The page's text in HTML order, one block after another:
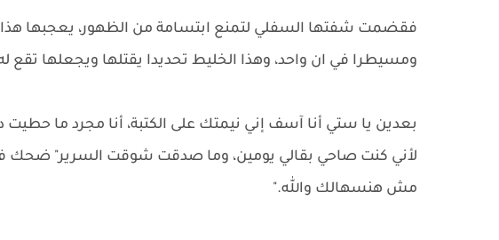
فقضمت شفتها السفلي لتمنع ابتسامة من الظهور، يعجبها هذا
ومسيطرا في ان واحد، وهذا الخليط تحديدا يقتلها ويجعلها تقع له
بعدين يا ستي أنا آسف إني نيمتك على الكتبة، أنا مجرد ما
لأني كنت صاحي بقالي يومين، وما صدقت شوقت السرير" ضحك
مش هنسهالك والله."